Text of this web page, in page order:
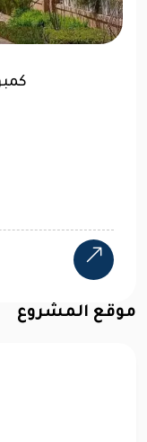
موقع المشروع